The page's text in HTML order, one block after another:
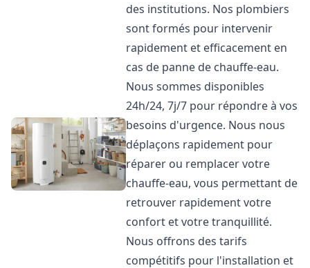
des institutions. Nos plombiers
sont formés pour intervenir
rapidement et efficacement en
cas de panne de chauffe-eau.
Nous sommes disponibles
24h/24, 7j/7 pour répondre à vos
besoins d'urgence. Nous nous
déplaçons rapidement pour
réparer ou remplacer votre
chauffe-eau, vous permettant de
retrouver rapidement votre
confort et votre tranquillité.
Nous offrons des tarifs
compétitifs pour l'installation et